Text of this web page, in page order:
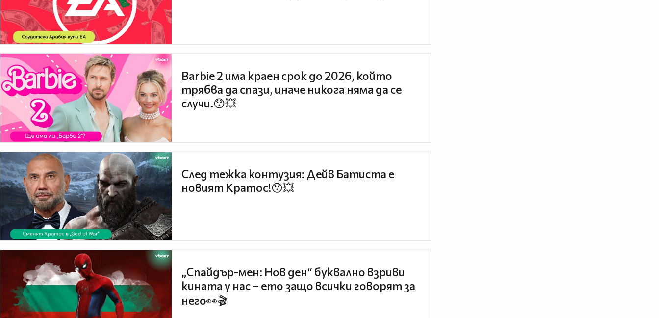
Barbie 2 има краен срок до 2026, който
трябва да спази, иначе никога няма да се
случи.😯💥
След тежка контузия: Дейв Батиста е
новият Кратос!😯💥
„Спайдър-мен: Нов ден“ буквално взриви
кината у нас – ето защо всички говорят за
него👀🎬